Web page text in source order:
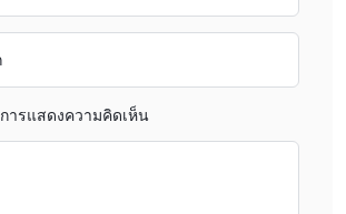
รจเป็นดาบสองคมและต้องใช้ด้วยความ
ทรดเดอร์จึงต้องมีกลยุทธ์การจัดการความเสี่ยงที่
อมมิชชั่น (ค่าธรรมเนียมการซื้อ
ารแสดงความคิดเห็น